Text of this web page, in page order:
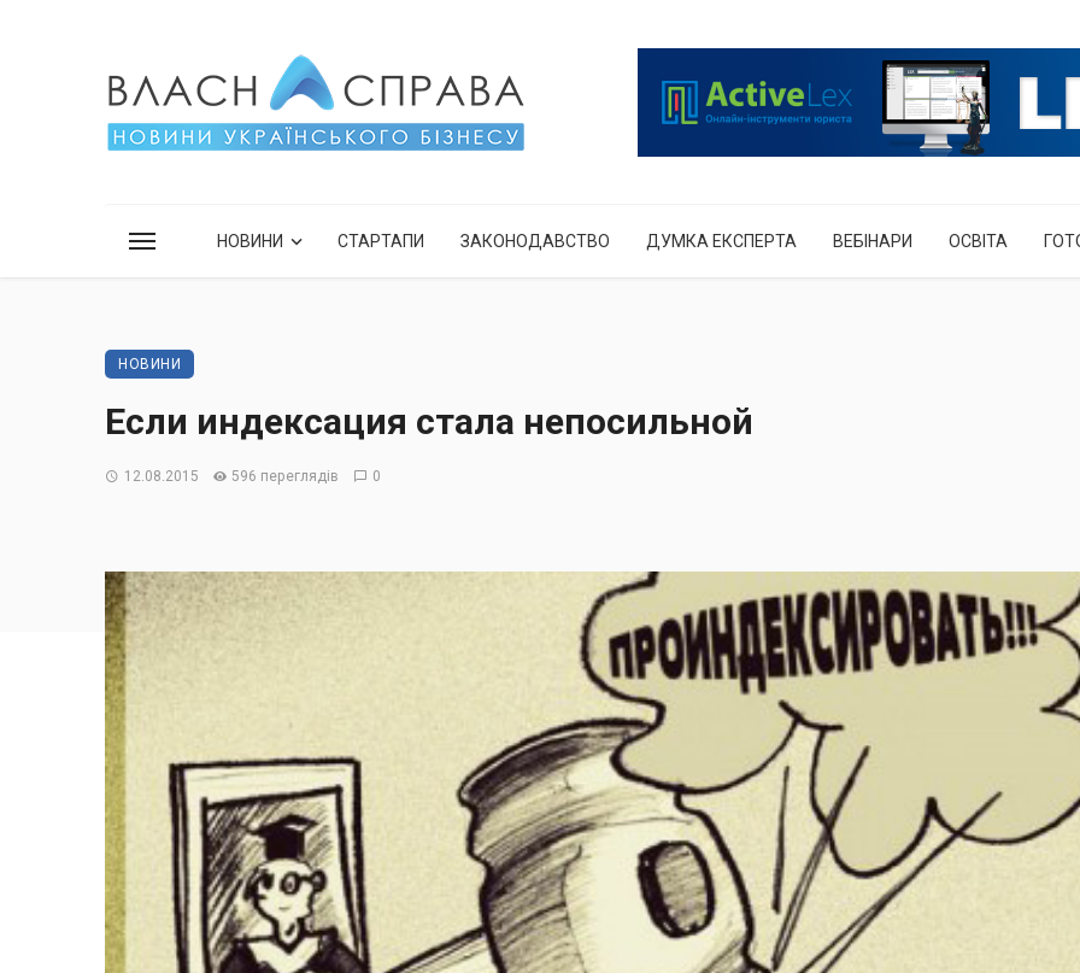
НОВИНИ СТАРТАПИ ЗАКОНОДАВСТВО ДУМКА ЕКСПЕРТА ВЕБІНАРИ ОСВІТА
НОВИНИ
Если индексация стала непосильной
12.08.2015 596 переглядів 0